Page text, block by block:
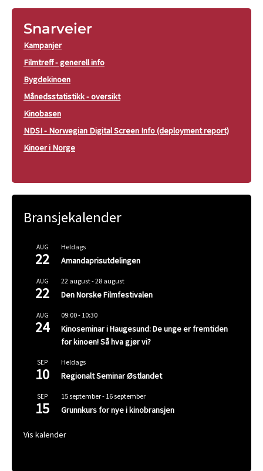
Snarveier
Kampanjer
Filmtreff - generell info
Bygdekinoen
Månedsstatistikk - oversikt
Kinobasen
NDSI - Norwegian Digital Screen Info (deployment report)
Kinoer i Norge
Bransjekalender
AUG
22
Heldags
Amandaprisutdelingen
AUG
22
22 august-28 august
Den Norske Filmfestivalen
AUG
24
09:00- 10:30
Kinoseminar i Haugesund: De unge er fremtiden
for kinoen! Så hva gjør vi?
SEP
10
Heldags
Regionalt Seminar Østlandet
SEP
15
15 september- 16 september
Grunnkurs for nye i kinobransjen
Vis kalender